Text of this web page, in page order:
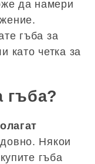
да намери
гъба за
като четка за
гъба?
Някои
гъба